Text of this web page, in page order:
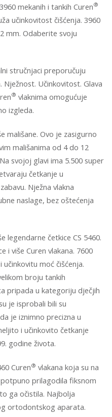
mekanih i tankih Curen®
učinkovitost čišćenja. 3960
mm. Odaberite svoju
stručnjaci preporučuju
Nježnost. Učinkovitost. Glava
® vlaknima omogućuje
izgleda.
mališane. Ovo je zasigurno
mališanima od 4 do 12
svojoj glavi ima 5.500 super
četkanje u
Nježna vlakna
naslage, bez oštećenja
legendarne četkice CS 5460.
i više Curen vlakana. 7600
učinkovitu moć čišćenja.
broju tankih
pripada u kategoriju dječjih
je isprobali bili su
je iznimno precizna u
i učinkovito četkanje
godine života.
Curen® vlakana koja su na
prilagodila fiksnom
ga očistila. Najbolja
ortodontskog aparata.